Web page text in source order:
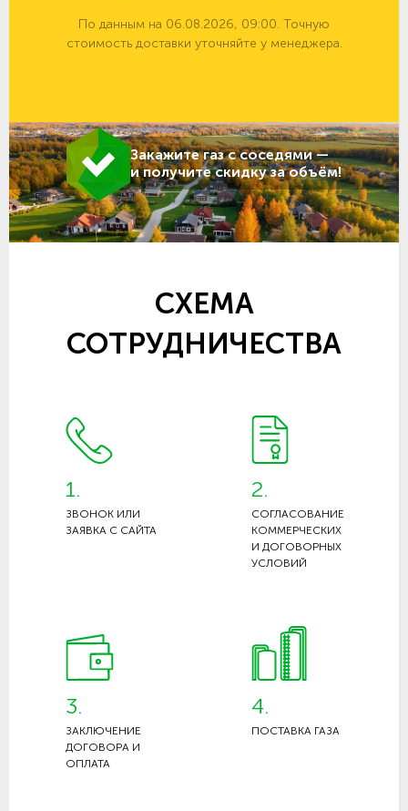
По данным на 06.08.2026, 09:00. Точную
стоимость доставки уточняйте у менеджера.
Закажите газ с соседями —
и получите скидку за объём!
СХЕМА
СОТРУДНИЧЕСТВА
1.
ЗВОНОК ИЛИ
ЗАЯВКА С САЙТА
2.
СОГЛАСОВАНИЕ
КОММЕРЧЕСКИХ
И ДОГОВОРНЫХ
УСЛОВИЙ
3.
ЗАКЛЮЧЕНИЕ
ДОГОВОРА И
ОПЛАТА
4.
ПОСТАВКА ГАЗА